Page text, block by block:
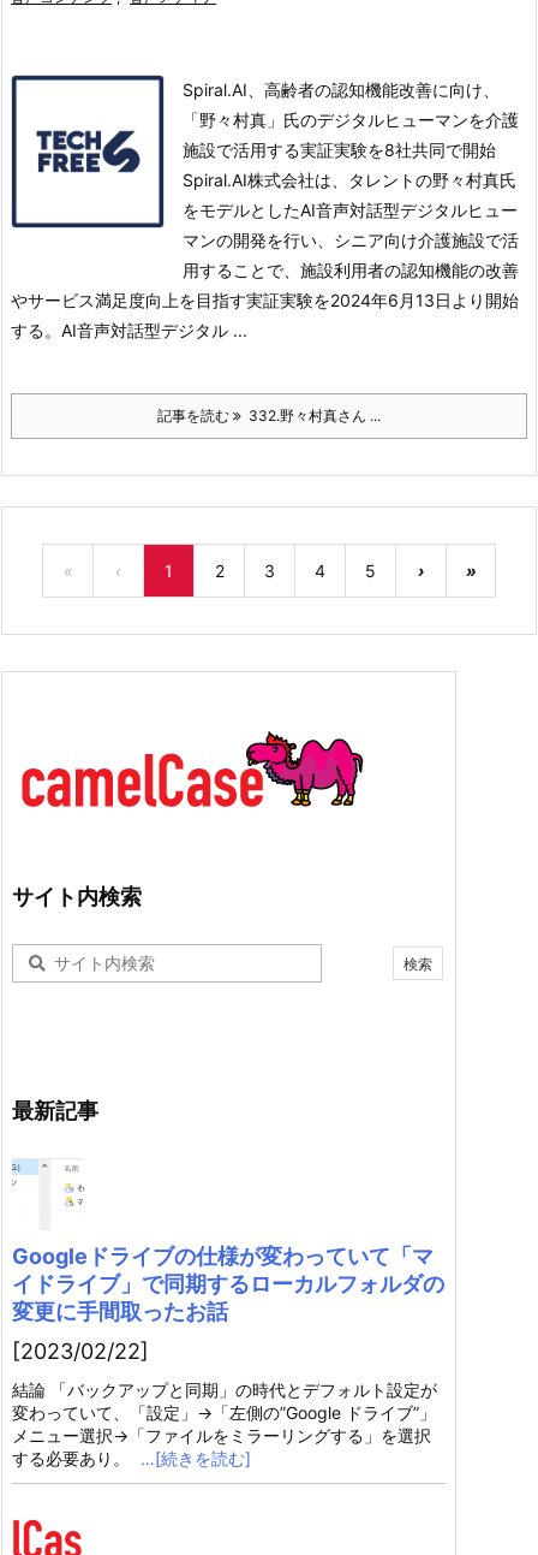
Spiral.AI、高齢者の認知機能改善に向け、
「野々村真」氏のデジタルヒューマンを介護
施設で活用する実証実験を8社共同で開始
Spiral.AI株式会社は、タレントの野々村真氏
をモデルとしたAI音声対話型デジタルヒュー
マンの開発を行い、シニア向け介護施設で活
用することで、施設利用者の認知機能の改善
やサービス満足度向上を目指す実証実験を2024年6月13日より開始
する。 AI音声対話型デジタル ...
記事を読む 332.野々村真さん ...
« ‹ 1 2 3 4 5 › »
サイト内検索
最新記事
Googleドライブの仕様が変わっていて「マ
イドライブ」で同期するローカルフォルダの
変更に手間取ったお話
[2023/02/22]
結論 「バックアップと同期」の時代とデフォルト設定が
変わっていて、「設定」→「左側の”Google ドライブ”」
メニュー選択→「ファイルをミラーリングする」を選択
する必要あり。
…[続きを読む]